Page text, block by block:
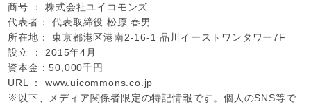
商号 ： 株式会社ユイコモンズ
代表者： 代表取締役 松原 春男
所在地： 東京都港区港南2-16-1品川イーストワンタワー7F
設立 ： 2015年4月
資本金：50,000千円
URL ： www.uicommons.co.jp
※以下、メディア関係者限定の特記情報です。個人のSNS等で